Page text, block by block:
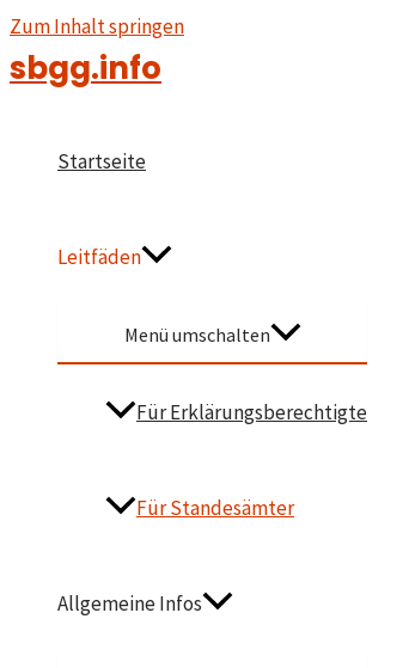
Zum Inhalt springen
sbgg.info
Startseite
Leitfäden
Menü umschalten
Für Erklärungsberechtigte
Für Standesämter
Allgemeine Infos